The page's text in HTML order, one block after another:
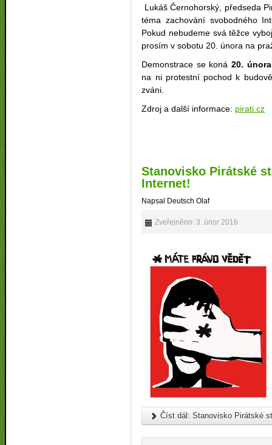
Lukáš Černohorský, předseda
téma zachování svobodného
Pokud nebudeme svá těžce
prosím v sobotu 20. února na
Demonstrace se koná 20.
na ni protestní pochod k
zváni.
Zdroj a další informace: pirati.cz
Stanovisko Pirátské
Internet!
Napsal Deutsch Olaf
Zveřejněno: 3. únor 2016
Číst dál: Stanovisko Pirátské